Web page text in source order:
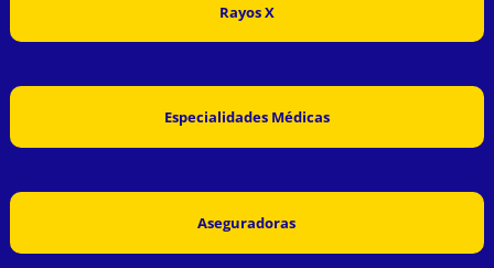
Rayos X
Especialidades Médicas
Aseguradoras